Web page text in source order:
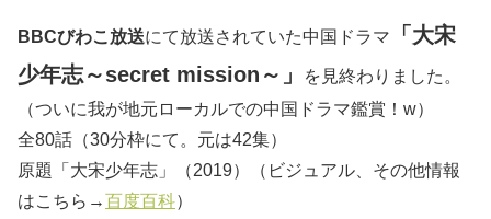
BBCびわこ放送にて放送されていた中国ドラマ
「大宋
少年志～secret mission～」
を見終わりました。
（ついに我が地元ローカルでの中国ドラマ鑑賞！w）
全80話（30分枠にて。元は42集）
原題「大宋少年志」（2019）（ビジュアル、その他情報
はこちら→百度百科）